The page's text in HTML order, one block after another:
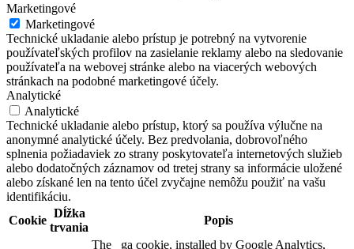
Marketingové
Marketingové
Technické ukladanie alebo prístup je potrebný na vytvorenie
používateľských profilov na zasielanie reklamy alebo na sledovanie
používateľa na webovej stránke alebo na viacerých webových
stránkach na podobné marketingové účely.
Analytické
Analytické
Technické ukladanie alebo prístup, ktorý sa používa výlučne na
anonymné analytické účely. Bez predvolania, dobrovoľného
splnenia požiadaviek zo strany poskytovateľa internetových služieb
alebo dodatočných záznamov od tretej strany sa informácie uložené
alebo získané len na tento účel zvyčajne nemôžu použiť na vašu
identifikáciu.
Cookie
Dĺžka
trvania
Popis
The _ga cookie, installed by Google Analytics,